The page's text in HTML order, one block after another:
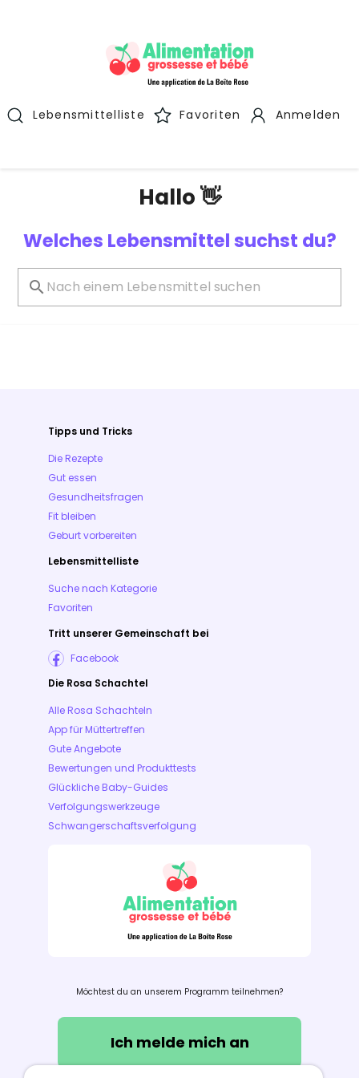
Lebensmittelliste Favoriten Anmelden
Hallo 👋
Welches Lebensmittel suchst du?
Tipps und Tricks
Die Rezepte
Gut essen
Gesundheitsfragen
Fit bleiben
Geburt vorbereiten
Lebensmittelliste
Suche nach Kategorie
Favoriten
Tritt unserer Gemeinschaft bei
Facebook
Die Rosa Schachtel
Alle Rosa Schachteln
App für Müttertreffen
Gute Angebote
Bewertungen und Produkttests
Glückliche Baby-Guides
Verfolgungswerkzeuge
Schwangerschaftsverfolgung
Möchtest du an unserem Programm teilnehmen?
Ich melde mich an